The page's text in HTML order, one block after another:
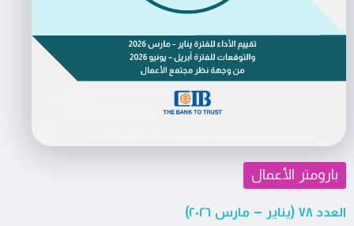
بارومتر الأعمال
العدد ٧٨ (يناير – مارس ٢٠٢٦)